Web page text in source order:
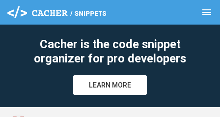
menu
Cacher is the code snippet
organizer for pro developers
LEARN MORE
clear